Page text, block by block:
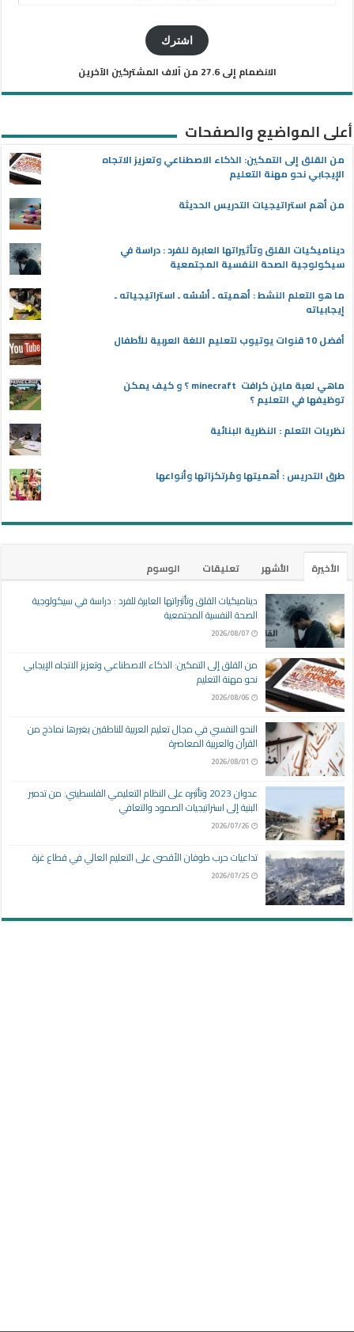
اشترك
الانضمام إلى 27.6 من آلاف المشتركين الآخرين
أعلى المواضيع والصفحات
من القلق إلى التمكين: الذكاء الاصطناعي وتعزيز الاتجاه
الإيجابي نحو مهنة التعليم
من أهم استراتيجيات التدريس الحديثة
ديناميكيات القلق وتأثيراتها العابرة للفرد : دراسة في
سيكولوجية الصحة النفسية المجتمعية
ما هو التعلم النشط : أهميته ـ أسُسُه ـ استراتيجياته ـ
إيجابياته
أفضل 10 قنوات يوتيوب لتعليم اللغة العربية للأطفال
ماهي لعبة ماين كرافت minecraft ؟ و كيف يمكن
توظيفها في التعليم ؟
نظريات التعلم : النظرية البنائية
طرق التدريس : أهميتها ومُرتكزاتها وأنواعها
الأخيرة الأشهر تعليقات
الوسوم
ديناميكيات القلق وتأثيراتها العابرة للفرد : دراسة في سيكولوجية
الصحة النفسية المجتمعية
2026/08/07
من القلق إلى التمكين: الذكاء الاصطناعي وتعزيز الاتجاه الإيجابي
نحو مهنة التعليم
2026/08/06
النحو النفسي في مجال تعليم العربية للناطقين بغيرها نماذج من
القرآن والعربية المعاصرة
2026/08/01
عدوان 2023 وتأثيره على النظام التعليمي الفلسطيني: من تدمير
البنية إلى استراتيجيات الصمود والتعافي
2026/07/26
تداعيات حرب طوفان الأقصى على التعليم العالي في قطاع غزة
2026/07/25